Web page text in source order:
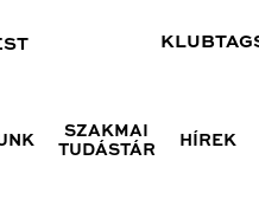
SZAKMAI
TUDÁSTÁR
HÍREK